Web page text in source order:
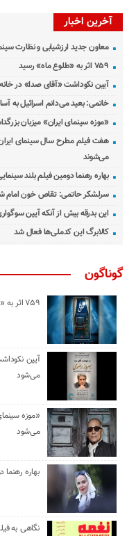
آخرین اخبار
معاون جدید ارزشیابی و نظارت
۷۵۹ اثر به «طلوع ماه» رسید
آیین نکوداشت «آقای صدا» در
خاتمی: بعید می‌دانم اسرائیل به
«موزه سینمای ایران» میزبان
هفت فیلم مطرح سال سینمای
می‌شوند
بهاره رهنما دومین فیلم بلند
سرلشکر حاتمی: تقاص خون امام
این بدرقه بیش از آنکه آیین
کالابرگ این کدملی‌ها فعال شد
گوناگون
۷۵۹ اثر به «طلوع ماه» رسید
آیین
می‌شود
«موزه
می‌شود
بهاره
نگاهی به